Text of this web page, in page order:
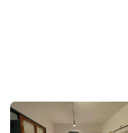
NEW
秋田県 ゲストハウス